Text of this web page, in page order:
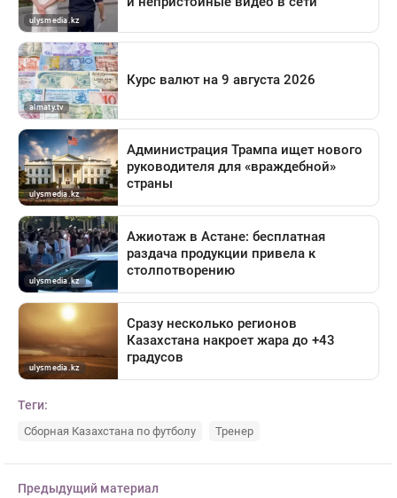
Теги:
Сборная Казахстана по футболу Тренер
Предыдущий материал